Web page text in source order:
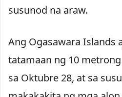
susunod na araw.
Ang Ogasawara Islands
tatamaan ng 10
sa Oktubre 28, at sa